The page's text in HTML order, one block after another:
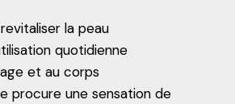
la peau
quotidienne
et au corps
procure une sensation de